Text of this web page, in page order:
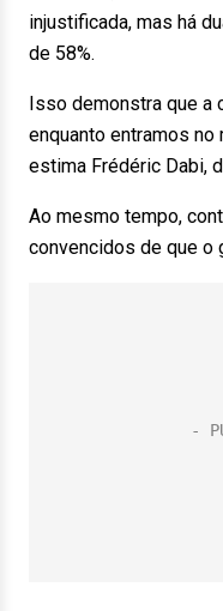
injustificada, mas há
de 58%.
Isso demonstra que a
enquanto entramos
estima Frédéric Dabi,
Ao mesmo tempo,
convencidos de que o